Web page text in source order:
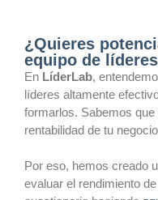
¿Quieres
equipo de
En LíderLab,
líderes altamente
formarlos. Sabemos
rentabilidad de tu
Por eso, hemos creado
evaluar el rendimiento